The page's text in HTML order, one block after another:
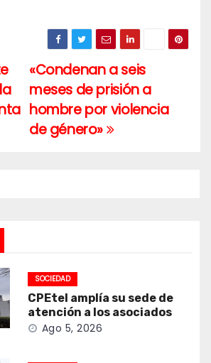
«Condenan a seis
meses de prisión a
hombre por violencia
de género»
SOCIEDAD
CPEtel amplía su sede de
atención a los asociados
Ago 5, 2026